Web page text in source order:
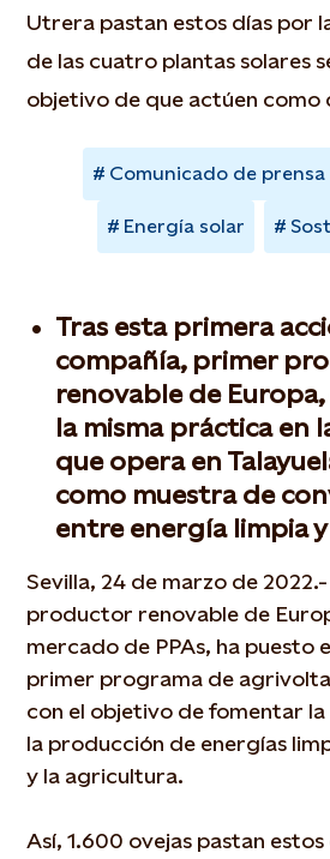
Utrera pastan estos días por
de las cuatro plantas solares
objetivo de que actúen como
Comunicado de prensa
Energía solar
Tras esta primera
compañía, primer
renovable de
la misma práctica en
que opera en
como muestra de
entre energía limpia
Sevilla, 24 de marzo de
productor renovable de
mercado de PPAs, ha puesto
primer programa de
con el objetivo de fomentar
la producción de energías
y la agricultura.
Así, 1.600 ovejas pastan